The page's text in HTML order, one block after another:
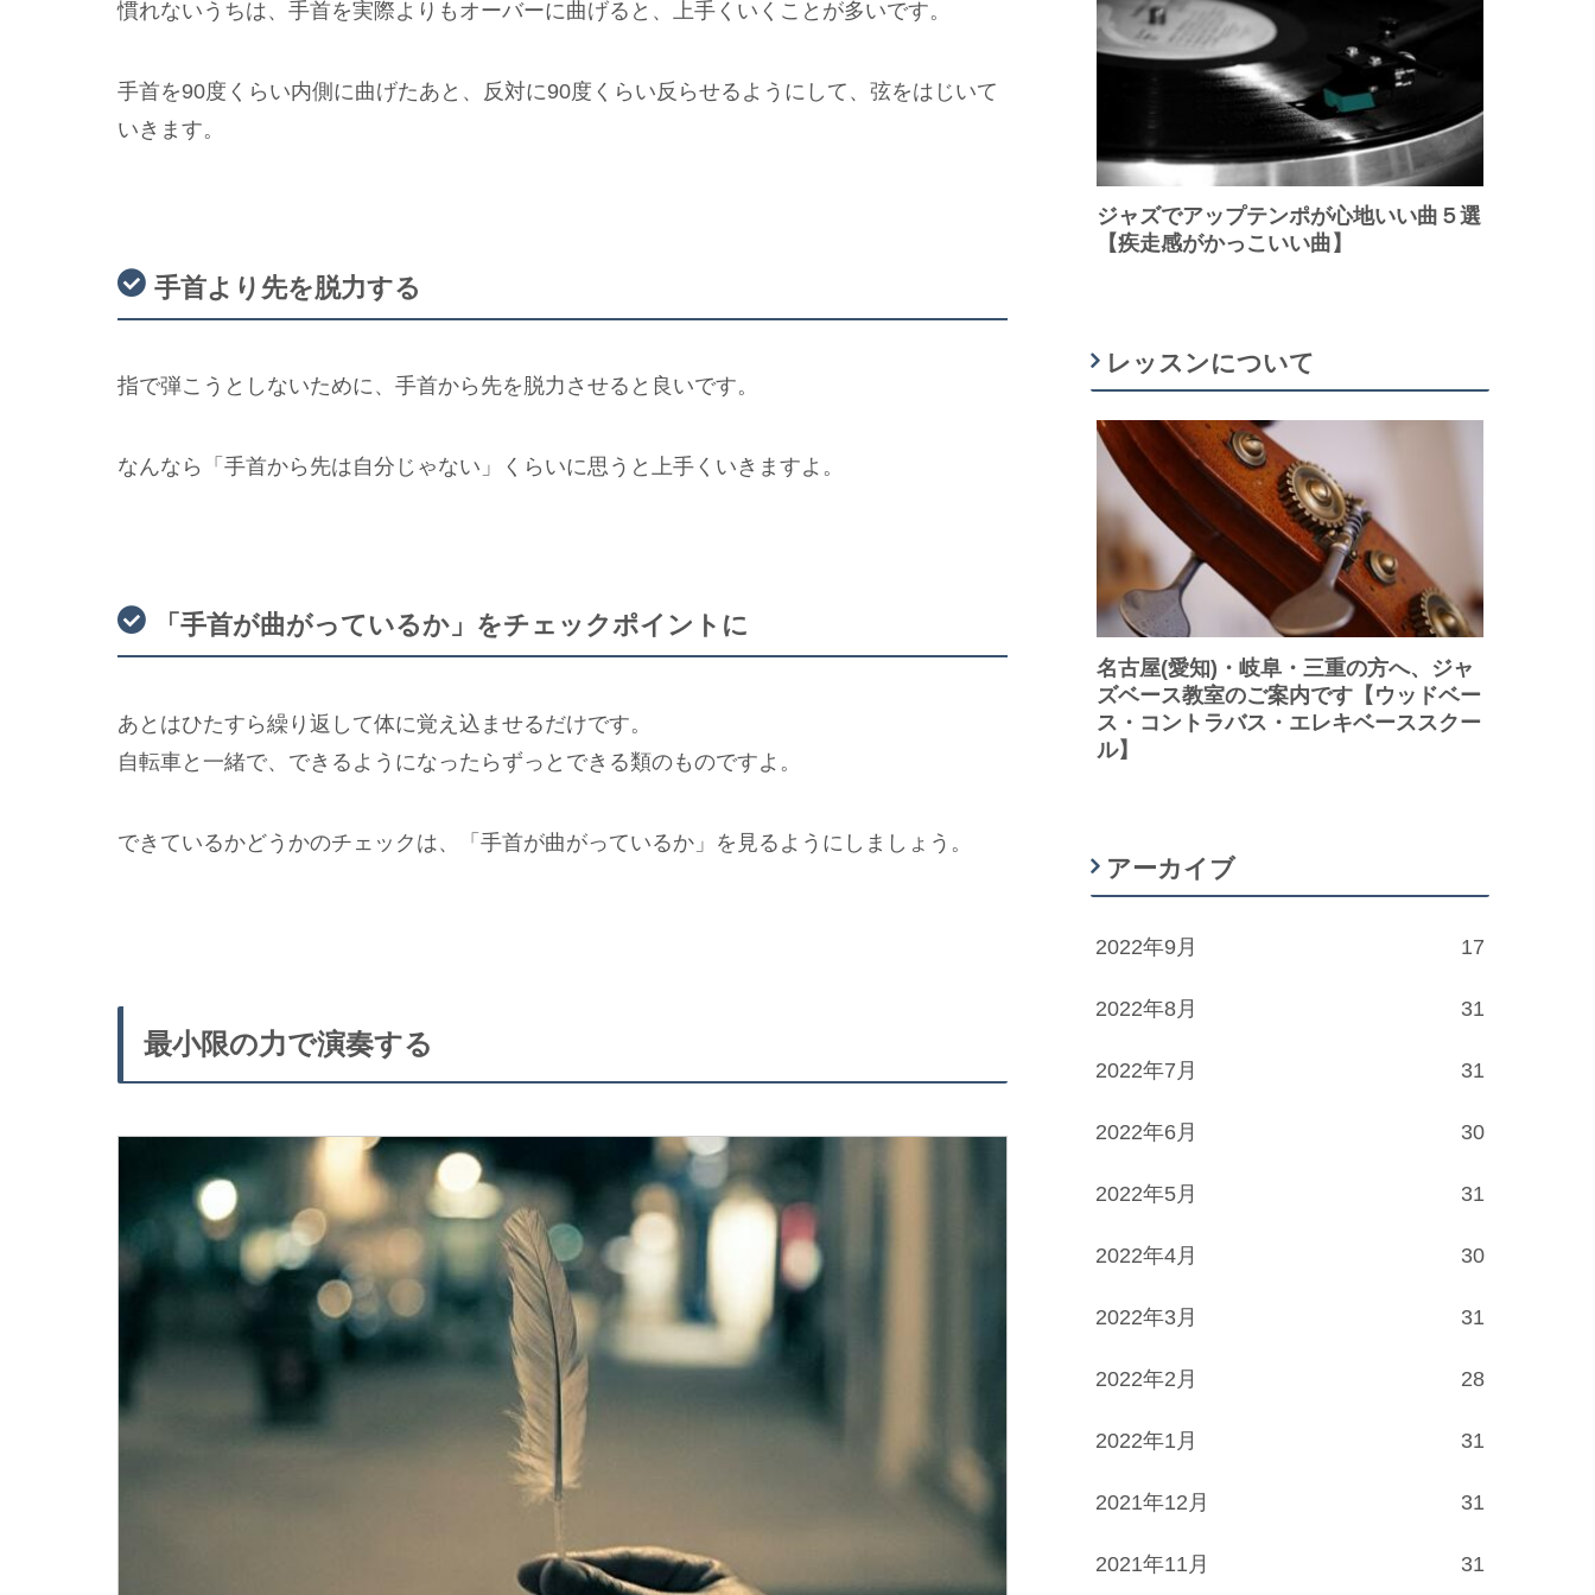
慣れないうちは、手首を実際よりもオーバーに曲げると、上手くいくことが多いです。
手首を90度くらい内側に曲げたあと、反対に90度くらい反らせるようにして、弦をはじいて
いきます。
手首より先を脱力する
指で弾こうとしないために、手首から先を脱力させると良いです。
なんなら「手首から先は自分じゃない」くらいに思うと上手くいきますよ。
「手首が曲がっているか」をチェックポイントに
あとはひたすら繰り返して体に覚え込ませるだけです。
自転車と一緒で、できるようになったらずっとできる類のものですよ。
できているかどうかのチェックは、「手首が曲がっているか」を見るようにしましょう。
最小限の力で演奏する
ジャズでアップテンポが心地いい曲５選
【疾走感がかっこいい曲】
レッスンについて
名古屋(愛知)・岐阜・三重の方へ、ジャ
ズベース教室のご案内です【ウッドベー
ス・コントラバス・エレキベーススクー
ル】
アーカイブ
2022年9月 17
2022年8月 31
2022年7月 31
2022年6月 30
2022年5月 31
2022年4月 30
2022年3月 31
2022年2月 28
2022年1月 31
2021年12月 31
2021年11月 31